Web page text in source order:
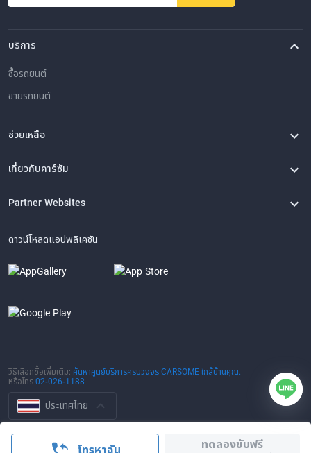
ทดลองขับฟรี
บริการ
ซื้อรถยนต์
ขายรถยนต์
ช่วยเหลือ
คำถามที่พบบ่อย
ติดต่อเรา
ที่ตั้งของเรา
เกี่ยวกับคาร์ซัม
เรื่องราวของเรา
ซื้อรถจาก CARSOME
บทความ
การแจ้งเบาะแส
ร่วมงานกับเรา
Partner Websites
AutoFun
One2Car
AutoSpinn
CarTimes
ดาวน์โหลดแอปพลิเคชัน
วิธีเลือกซื้อเพิ่มเติม: ค้นหาศูนย์บริการครบวงจร CARSOME ใกล้บ้านคุณ.
หรือโทร02-026-1188
ประเทศไทย
© 2016-2025 CARSOME (THAILAND) CO., LTD.(105559096112) สงวน